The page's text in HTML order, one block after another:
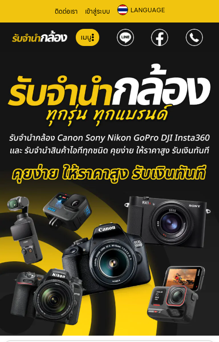
ติดต่อเรา เข้าสู่ระบบ LANGUAGE
เมนู